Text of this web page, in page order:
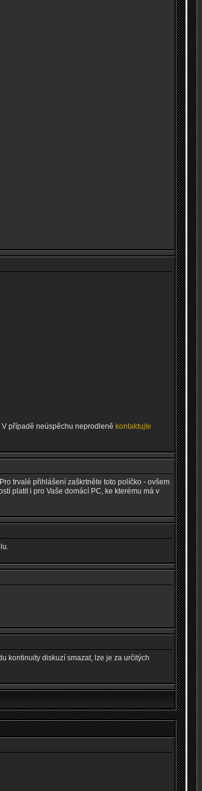
případě neúspěchu neprodleně kontaktujte
trvalé přihlášení zaškrtněte toto políčko - ovšem
platit i pro Vaše domácí PC, ke kterému má v
kontinuity diskuzí smazat, lze je za určitých